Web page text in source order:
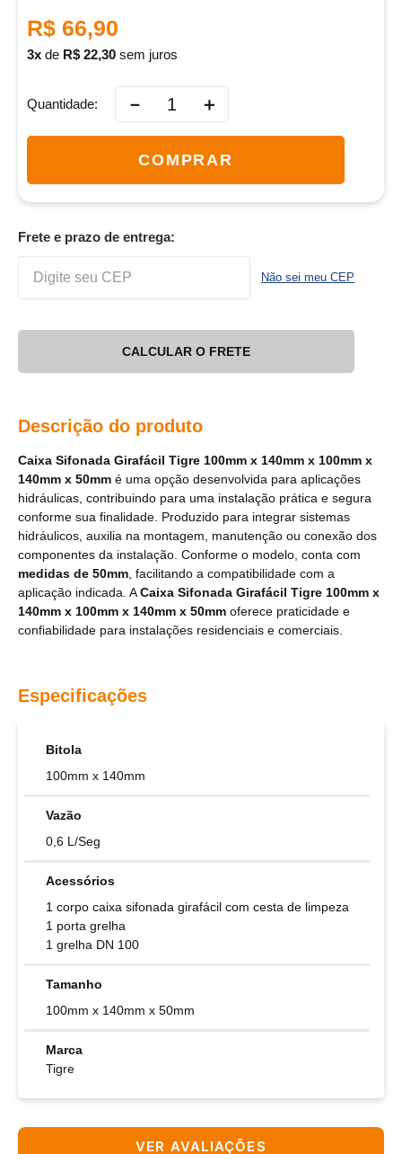
R$ 66,90
3 de R$ 22,30 sem juros
Quantidade ＋
－
COMPRAR
Frete e prazo de entrega:
Não sei meu CEP
CALCULAR O FRETE
Descrição do produto
Caixa Sifonada Girafácil Tigre 100mm x 140mm x 100mm x
140mm x 50mm é uma opção desenvolvida para aplicações
hidráulicas, contribuindo para uma instalação prática e segura
conforme sua finalidade. Produzido para integrar sistemas
hidráulicos, auxilia na montagem, manutenção ou conexão dos
componentes da instalação. Conforme o modelo, conta com
medidas de 50mm , facilitando a compatibilidade com a
aplicação indicada. ACaixa Sifonada Girafácil Tigre 100mm x
140mm x 100mm x 140mm x 50mm oferece praticidade e
confiabilidade para instalações residenciais e comerciais.
Especificações
Bitola
100mm x 140mm
Vazão
0,6 L/Seg
Acessórios
1 corpo caixa sifonada girafácil com cesta de limpeza
1 porta grelha
1 grelha DN 100
Tamanho
100mm x 140mm x 50mm
Marca
Tigre
VER AVALIAÇÕES